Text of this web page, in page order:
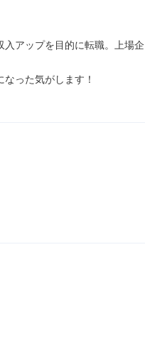
アップを目的に転職。上場企
った気がします！